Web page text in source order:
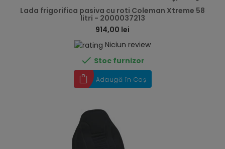
Lada frigorifica pasiva cu roti Coleman Xtreme 58
litri - 2000037213
914,00 lei
Niciun review
 Stoc furnizor
Adaugă în Coș